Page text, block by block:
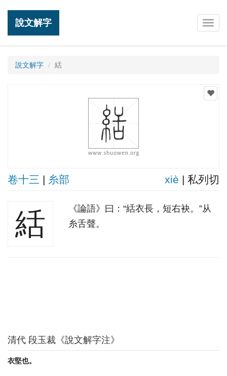
說文解字
說文解字 絬
卷十三 | 糸部 xiè | 私列切
絬
《論語》曰：“絬衣長，短右袂。”从
糸舌聲。
清代 段玉裁《說文解字注》
衣堅也。